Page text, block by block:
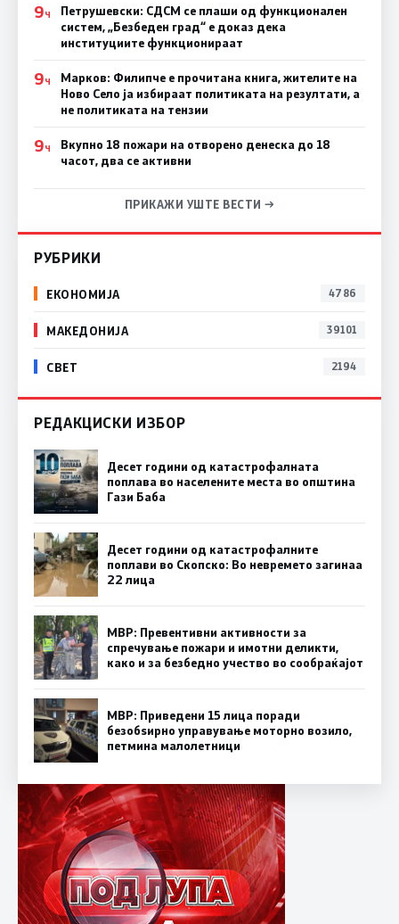
9Ч
Петрушевски: СДСМ се плаши од функционален
систем, „Безбеден град“ е доказ дека
институциите функционираат
9Ч
Марков: Филипче е прочитана книга, жителите на
Ново Село ја избираат политиката на резултати, а
не политиката на тензии
9Ч
Вкупно 18 пожари на отворено денеска до 18
часот, два се активни
ПРИКАЖИ УШТЕ ВЕСТИ →
РУБРИКИ
ЕКОНОМИЈА 4786
МАКЕДОНИЈА 39101
СВЕТ 2194
РЕДАКЦИСКИ ИЗБОР
Десет години од катастрофалната
поплава во населените места во општина
Гази Баба
Десет години од катастрофалните
поплави во Скопско: Во невремето загинаа
22 лица
МВР: Превентивни активности за
спречување пожари и имотни деликти,
како и за безбедно учество во сообраќајот
МВР: Приведени 15 лица поради
безобѕирно управување моторно возило,
петмина малолетници